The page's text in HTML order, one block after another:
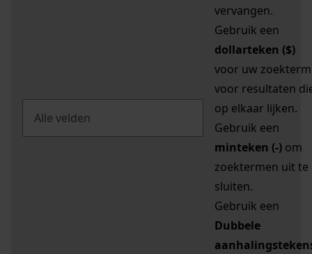
vervangen.
Gebruik een
dollarteken ($)
voor uw zoekterm
voor resultaten
op elkaar lijken.
Gebruik een
minteken (-) om
zoektermen uit te
sluiten.
Gebruik een
Dubbele